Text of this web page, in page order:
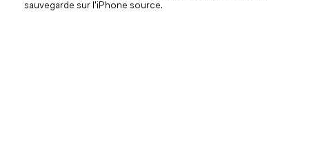
sauvegarde sur l'iPhone source.